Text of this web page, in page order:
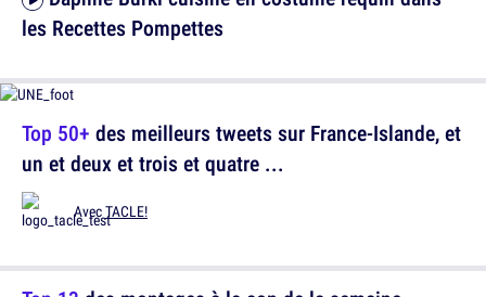
Top 50+ des meilleurs tweets sur France-Islande, et
un et deux et trois et quatre ...
AvecTACLE!
les Recettes Pompettes